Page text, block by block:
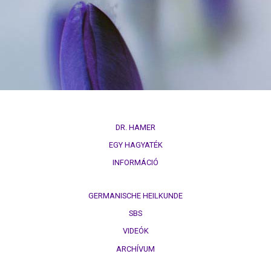
természettörvény
természettörvény
DR. HAMER
EGY HAGYATÉK
INFORMÁCIÓ
GERMANISCHE HEILKUNDE
SBS
VIDEÓK
ARCHÍVUM